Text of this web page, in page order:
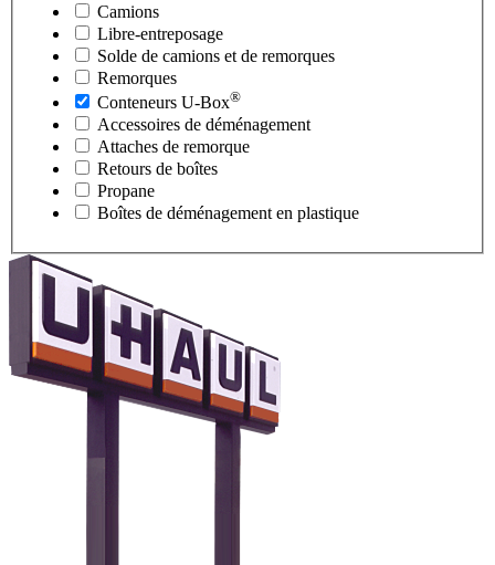
Camions
Libre-entreposage
Solde de camions et de remorques
Remorques
Conteneurs U-Box®
Accessoires de déménagement
Attaches de remorque
Retours de boîtes
Propane
Boîtes de déménagement en plastique